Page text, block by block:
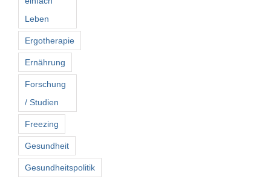
Leben
Ergotherapie
Ernährung
Forschung
/ Studien
Freezing
Gesundheit
Gesundheitspolitik